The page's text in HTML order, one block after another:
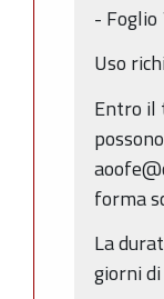
-
Uso
Entro il
forma
La
giorni